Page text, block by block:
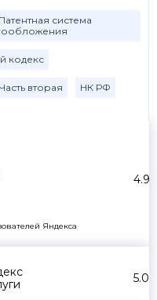
4.9
Яндекса
5.0
система
кодекс
вторая НК РФ